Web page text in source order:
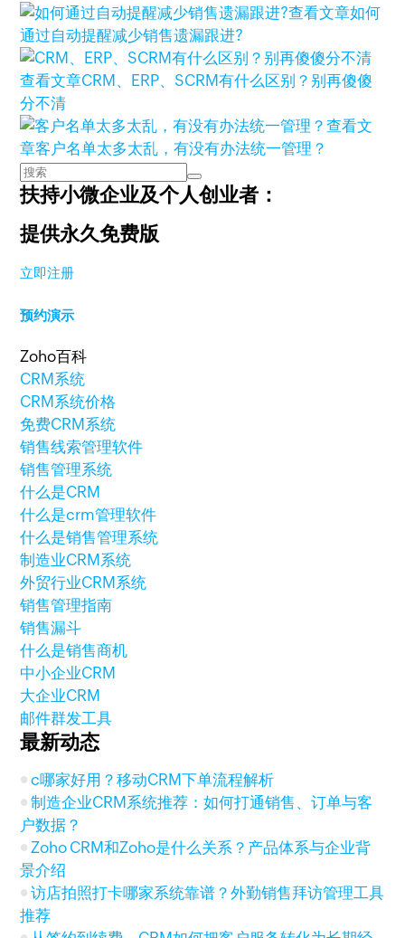
查看文章如何
通过自动提醒减少销售遗漏跟进?
查看文章CRM、ERP、SCRM有什么区别？别再傻傻
分不清
查看文
章客户名单太多太乱，有没有办法统一管理？
扶持小微企业及个人创业者：
提供永久免费版
立即注册
预约演示
Zoho百科
CRM系统
CRM系统价格
免费CRM系统
销售线索管理软件
销售管理系统
什么是CRM
什么是crm管理软件
什么是销售管理系统
制造业CRM系统
外贸行业CRM系统
销售管理指南
销售漏斗
什么是销售商机
中小企业CRM
大企业CRM
邮件群发工具
最新动态
c哪家好用？移动CRM下单流程解析
制造企业CRM系统推荐：如何打通销售、订单与客
户数据？
Zoho CRM和Zoho是什么关系？产品体系与企业背
景介绍
访店拍照打卡哪家系统靠谱？外勤销售拜访管理工具
推荐